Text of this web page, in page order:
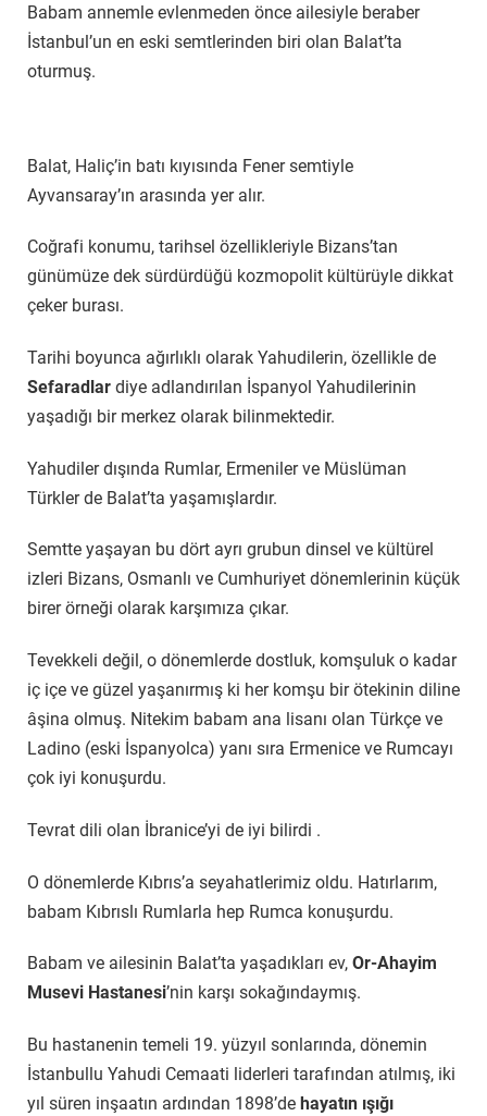
Babam annemle evlenmeden önce ailesiyle beraber
İstanbul’un en eski semtlerinden biri olan Balat’ta
oturmuş.
Balat, Haliç’in batı kıyısında Fener semtiyle
Ayvansaray’ın arasında yer alır.
Coğrafi konumu, tarihsel özellikleriyle Bizans’tan
günümüze dek sürdürdüğü kozmopolit kültürüyle dikkat
çeker burası.
Tarihi boyunca ağırlıklı olarak Yahudilerin, özellikle de
Sefaradlar diye adlandırılan İspanyol Yahudilerinin
yaşadığı bir merkez olarak bilinmektedir.
Yahudiler dışında Rumlar, Ermeniler ve Müslüman
Türkler de Balat’ta yaşamışlardır.
Semtte yaşayan bu dört ayrı grubun dinsel ve kültürel
izleri Bizans, Osmanlı ve Cumhuriyet dönemlerinin küçük
birer örneği olarak karşımıza çıkar.
Tevekkeli değil, o dönemlerde dostluk, komşuluk o kadar
iç içe ve güzel yaşanırmış ki her komşu bir ötekinin diline
âşina olmuş. Nitekim babam ana lisanı olan Türkçe ve
Ladino (eski İspanyolca) yanı sıra Ermenice ve Rumcayı
çok iyi konuşurdu.
Tevrat dili olan İbranice’yi de iyi bilirdi .
O dönemlerde Kıbrıs’a seyahatlerimiz oldu. Hatırlarım,
babam Kıbrıslı Rumlarla hep Rumca konuşurdu.
Babam ve ailesinin Balat’ta yaşadıkları ev, Or-Ahayim
Musevi Hastanesi’nin karşı sokağındaymış.
Bu hastanenin temeli 19. yüzyıl sonlarında, dönemin
İstanbullu Yahudi Cemaati liderleri tarafından atılmış, iki
yıl süren inşaatın ardından 1898’de hayatın ışığı